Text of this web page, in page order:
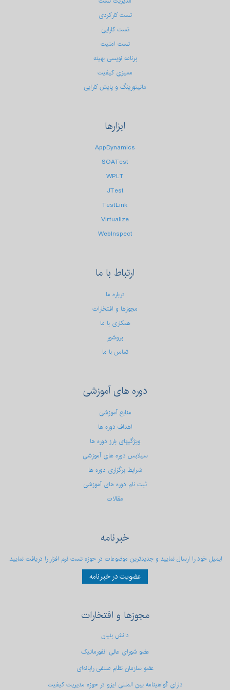
تست کارکردی
تست كارایی
تست امنیت
برنامه نویسی بهینه
ممیزی کیفیت
مانیتورینگ و پایش کارایی
ابزارها
AppDynamics
SOATest
WPLT
JTest
TestLink
Virtualize
WebInspect
ارتباط با ما
درباره ما
مجوزها و افتخارات
همکاری با ما
بروشور
تماس با ما
دورههای آموزشی
منابع آموزشی
اهداف دوره ها
ویژگیهای بارز دوره ها
سیلابس دوره های آموزشی
شرایط برگزاری دوره ها
ثبت نام دوره های آموزشی
مقالات
خبرنامه
ایمیل خود را ارسال نمایید و جدیدترین موضوعات در حوزه تست نرم افزار را دریافت نمایید.
عضویت در خبرنامه
مجوزها و افتخارات
دانش بنیان
عضو شورای عالی انفورماتیک
عضو سازمان نظام صنفی رایانه‌ای
دارای گواهینامه بین المللی ایزو در حوزه مدیریت کیفیت